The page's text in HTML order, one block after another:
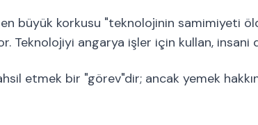
büyük korkusu "teknolojinin samimiyeti
Teknolojiyi angarya işler için kullan, insani
etmek bir "görev"dir; ancak yemek